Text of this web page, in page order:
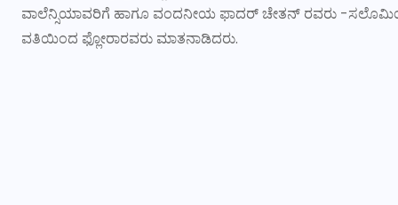
ವಾಲೆನ್ಸಿಯಾವರಿಗೆ ಹಾಗೂ ವಂದನೀಯ ಫಾದರ್ ಚೇತನ್‌ ರವರು -
ವತಿಯಿಂದ ಫ್ಲೋರಾರವರು ಮಾತನಾಡಿದರು.